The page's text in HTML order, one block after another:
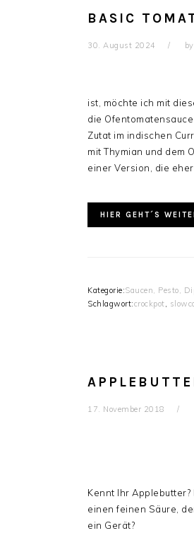
BASIC
30. August 2024 by
ist, möchte ich mit
die
Zutat im indischen
mit Thymian und dem
einer Version, die
HIER GEHT´S
Kategorie:Saucen, Pesto,
Schlagwort:crockpot,
17. November 2018
Kennt Ihr
einen feinen Säure,
ein Gerät?